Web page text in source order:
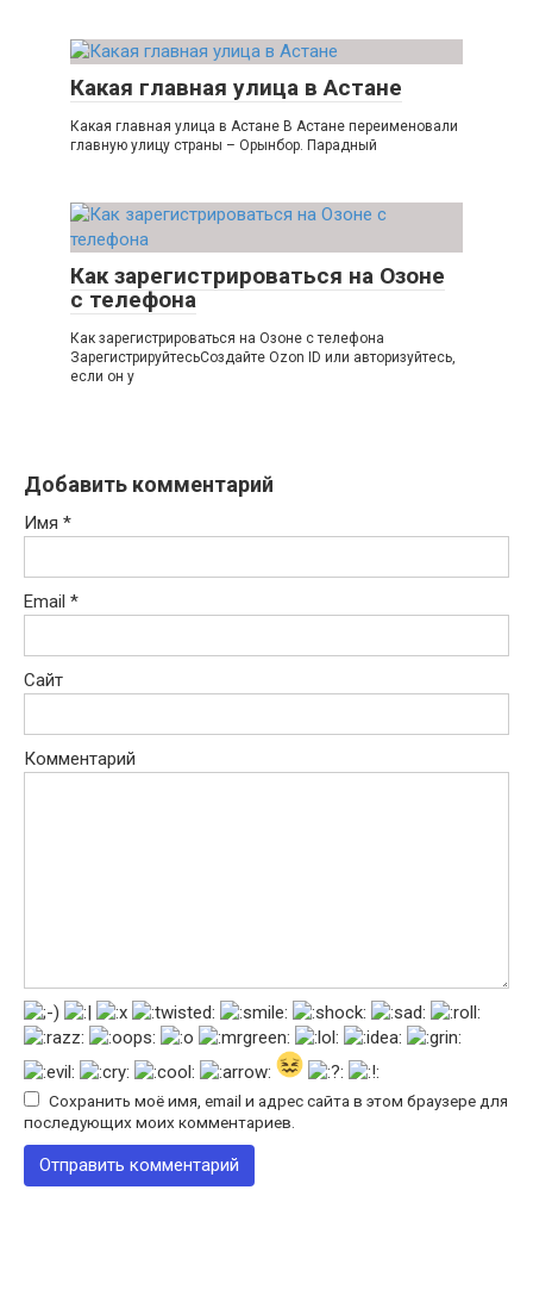
Какая главная улица в Астане
Какая главная улица в Астане В Астане переименовали
главную улицу страны – Орынбор. Парадный
Как зарегистрироваться на Озоне
с телефона
Как зарегистрироваться на Озоне с телефона
ЗарегистрируйтесьСоздайте Ozon ID или авторизуйтесь,
если он у
Добавить комментарий
Имя *
Email *
Сайт
Комментарий
Сохранить моё имя, email и адрес сайта в этом браузере для
последующих моих комментариев.